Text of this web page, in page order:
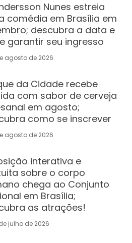
Nunes estreia
comédia em Brasília em
descubra a data e
garantir seu ingresso
agosto de 2026
da Cidade recebe
com sabor de cerveja
em agosto;
como se inscrever
agosto de 2026
interativa e
sobre o corpo
chega ao Conjunto
em Brasília;
as atrações!
julho de 2026